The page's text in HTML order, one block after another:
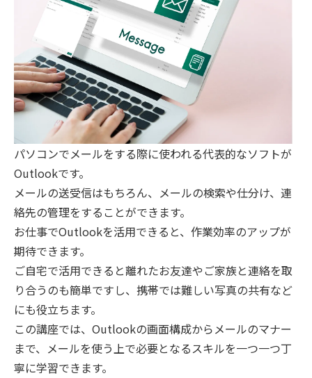
パソコンでメールをする際に使われる代表的なソフトが
Outlookです。
メールの送受信はもちろん、メールの検索や仕分け、連
絡先の管理をすることができます。
お仕事でOutlookを活用できると、作業効率のアップが
期待できます。
ご自宅で活用できると離れたお友達やご家族と連絡を取
り合うのも簡単ですし、携帯では難しい写真の共有など
にも役立ちます。
この講座では、Outlookの画面構成からメールのマナー
まで、メールを使う上で必要となるスキルを一つ一つ丁
寧に学習できます。